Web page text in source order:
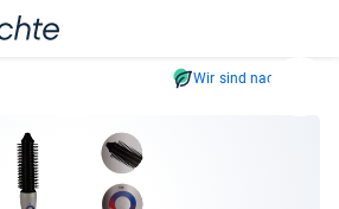
Wir sind nachhaltig